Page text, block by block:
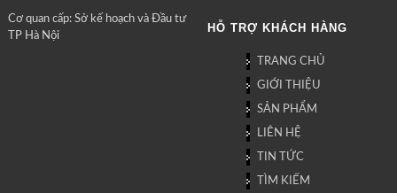
Cơ quan cấp: Sở kế hoạch và Đầu tư
TP Hà Nội
HỖ TRỢ KHÁCH HÀNG
TRANG CHỦ
GIỚI THIỆU
SẢN PHẨM
LIÊN HỆ
TIN TỨC
TÌM KIẾM